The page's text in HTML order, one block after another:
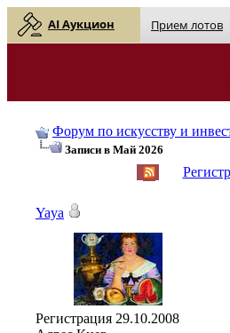
AI Аукцион Прием лотов
Форум по искусству и
Записи в Май 2026
Yaya
Регистрация 29.10.2008